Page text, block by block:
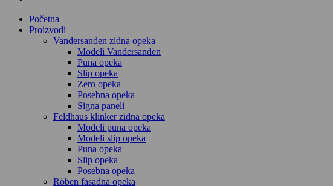
Početna
Proizvodi
Vandersanden zidna opeka
Modeli Vandersanden
Puna opeka
Slip opeka
Zero opeka
Posebna opeka
Signa paneli
Feldhaus klinker zidna opeka
Modeli puna opeka
Modeli slip opeka
Puna opeka
Slip opeka
Posebna opeka
Röben fasadna opeka